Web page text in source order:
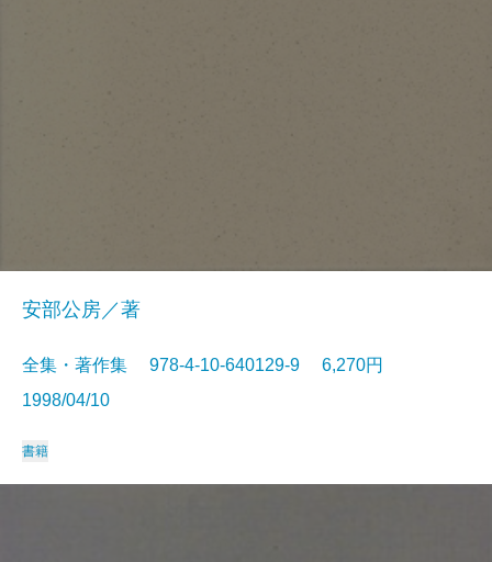
安部公房／著
全集・著作集 978-4-10-640129-9 6,270円
1998/04/10
書籍